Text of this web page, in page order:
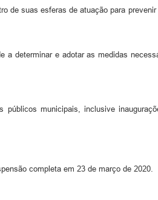
de suas esferas de atuação para
a determinar e adotar as medidas
municipais, inclusive
completa em 23 de março de 2020.